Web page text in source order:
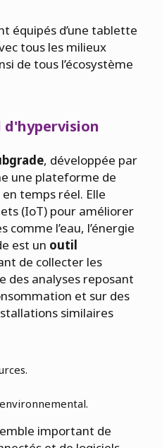
équipés d’une tablette
tous les milieux
de tous l’écosystème
, développée par
une plateforme de
temps réel. Elle
(IoT) pour améliorer
comme l’eau, l’énergie
est un outil
de collecter les
des analyses reposant
et sur des
similaires
important de